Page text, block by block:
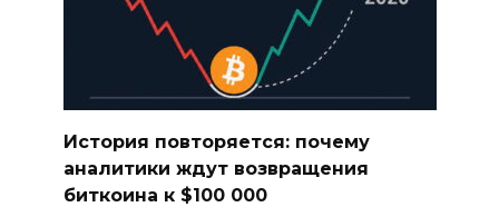
История повторяется: почему
аналитики ждут возвращения
биткоина к $100 000